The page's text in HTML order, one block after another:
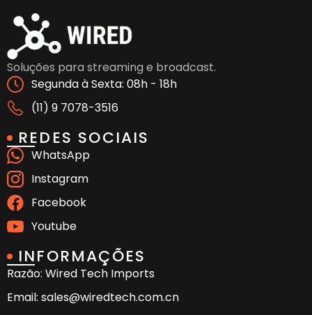
Soluções para streaming e broadcast.
Segunda à Sexta: 08h - 18h
(11) 9 7078-3516
REDES SOCIAIS
WhatsApp
Instagram
Facebook
Youtube
INFORMAÇÕES
Razão: Wired Tech Imports
Email: sales@wiredtech.com.cn